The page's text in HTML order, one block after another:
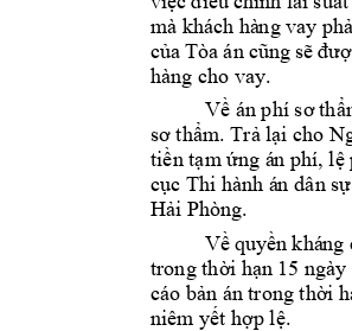
mà khách hàng vay
của Tòa án cũng sẽ
hàng cho vay.
Về án phí sơ th
sơ thẩm. Trả lại cho
tiền tạm ứng án phí, lệ
cục Thi hành án dân s
Hải Phòng.
Về quyền kháng
trong thời hạn 15
cáo bản án trong thời h
niêm yết hợp lệ.